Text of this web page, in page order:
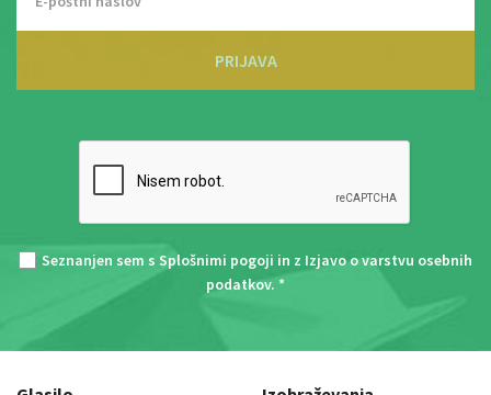
PRIJAVA
Seznanjen sem s Splošnimi pogoji in z Izjavo o varstvu osebnih
podatkov. *